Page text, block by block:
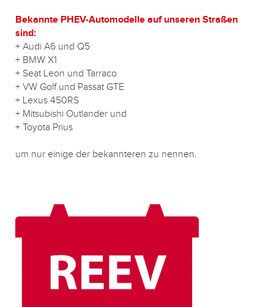
Bekannte PHEV-Automodelle auf unseren Straßen
sind:
+ Audi A6 und Q5
+ BMW X1
+ Seat Leon und Tarraco
+ VW Golf und Passat GTE
+ Lexus 450RS
+ Mitsubishi Outlander und
+ Toyota Prius
um nur einige der bekannteren zu nennen.